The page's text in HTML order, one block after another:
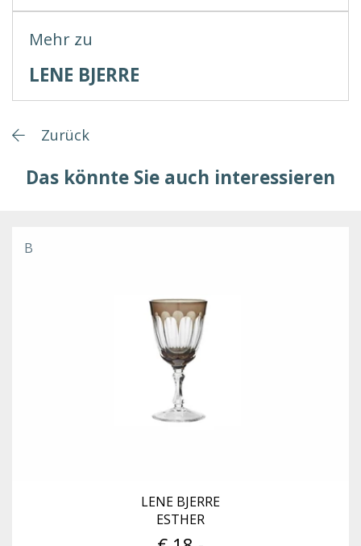
Mehr zu
LENE BJERRE
Zurück
Das könnte Sie auch interessieren
B
LENE BJERRE
ESTHER